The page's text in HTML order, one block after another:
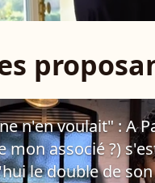
n'en voulait" : A
mon associé ?)
le double de